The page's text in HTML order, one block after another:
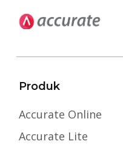
Produk
Accurate Online
Accurate Lite